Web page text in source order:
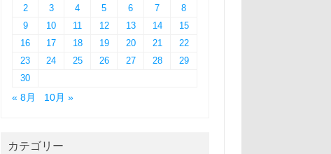
2
3 4 5 6 7
8
9
10 11 12 13 14
15
16
17 18 19 20 21
22
23
24 25 26 27 28
29
30
« 8月
10月 »
カテゴリー